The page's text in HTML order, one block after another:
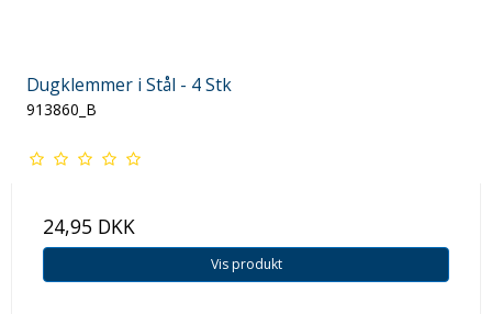
Dugklemmer i Stål - 4 Stk
913860_B
24,95 DKK
Vis produkt